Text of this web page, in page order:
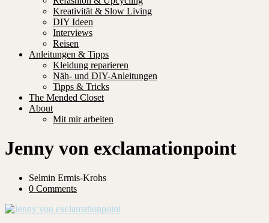
Kreativität & Slow Living
DIY Ideen
Interviews
Reisen
Anleitungen & Tipps
Kleidung reparieren
Näh- und DIY-Anleitungen
Tipps & Tricks
The Mended Closet
About
Mit mir arbeiten
Jenny von exclamationpoint
Selmin Ermis-Krohs
0 Comments